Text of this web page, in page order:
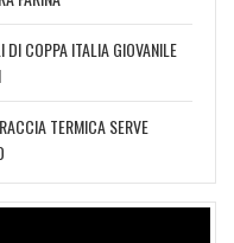
DI COPPA ITALIA GIOVANILE
TERMICA SERVE